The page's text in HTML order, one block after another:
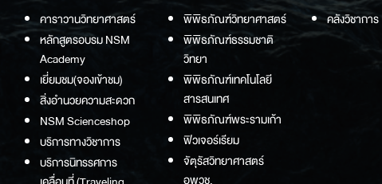
คาราวานวิทยาศาสตร์
หลักสูตรอบรม NSM
Academy
เยี่ยมชม(จองเข้าชม)
สิ่งอำนวยความสะดวก
NSM Scienceshop
บริการทางวิชาการ
บริการนิทรรศการ
พิพิธภัณฑ์วิทยาศาสตร์
พิพิธภัณฑ์ธรรมชาติ
วิทยา
พิพิธภัณฑ์เทคโนโลยี
สารสนเทศ
พิพิธภัณฑ์พระรามเก้า
ฟิวเจอร์เรียม
จัตุรัสวิทยาศาสตร์
คลังวิชาการ